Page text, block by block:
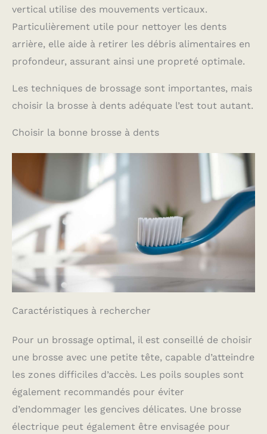
vertical utilise des mouvements verticaux.
Particulièrement utile pour nettoyer les dents
arrière, elle aide à retirer les débris alimentaires en
profondeur, assurant ainsi une propreté optimale.
Les techniques de brossage sont importantes, mais
choisir la brosse à dents adéquate l’est tout autant.
Choisir la bonne brosse à dents
Caractéristiques à rechercher
Pour un brossage optimal, il est conseillé de choisir
une brosse avec une petite tête, capable d’atteindre
les zones difficiles d’accès. Les poils souples sont
également recommandés pour éviter
d’endommager les gencives délicates. Une brosse
électrique peut également être envisagée pour